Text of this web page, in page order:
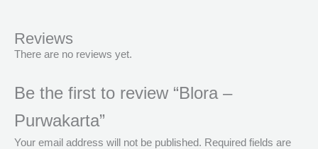
Reviews
There are no reviews yet.
Be the first to review “Blora –
Purwakarta”
Your email address will not be published. Required fields are